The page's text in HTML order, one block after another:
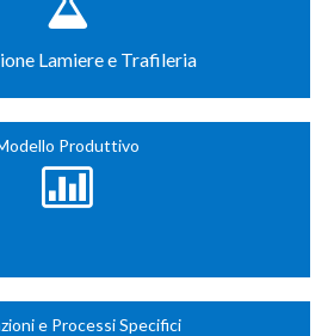
Lamiere e Trafileria
Produttivo
e Processi Specifici